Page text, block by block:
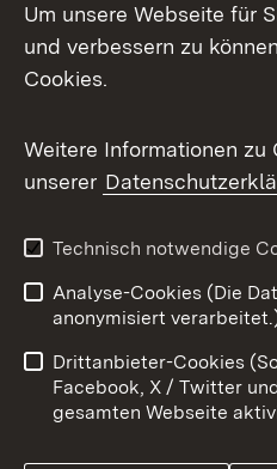
Facebook
X / Twitter
Youtube
Impressum
Barrierefreiheit
Cookies
Um unsere Webseite für
und verbessern zu
Cookies.
Weitere Informationen zu
unserer
Technisch notwendige
Analyse-Cookies (Die
anonymisiert
Drittanbieter-Cookies
Facebook, X / Twitter
gesamten Webseite